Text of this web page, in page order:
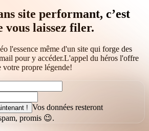
site performant, c’est
vous laissez filer.
l'essence même d'un site qui forge des
pour y accéder.L'appel du héros l'offre
propre légende!
! Vos données resteront
promis 😉.